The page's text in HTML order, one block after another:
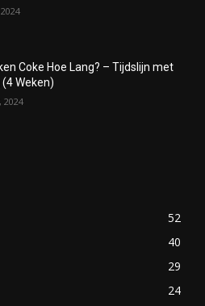
Coke Hoe Lang? – Tijdslijn met
Weken)
2024
52
40
29
24